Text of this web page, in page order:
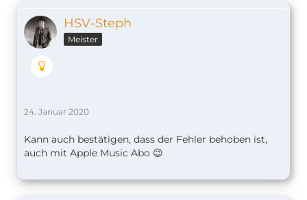
HSV-Steph
Meister
24. Januar 2020
Kann auch bestätigen, dass der Fehler behoben ist,
auch mit Apple Music Abo 😉